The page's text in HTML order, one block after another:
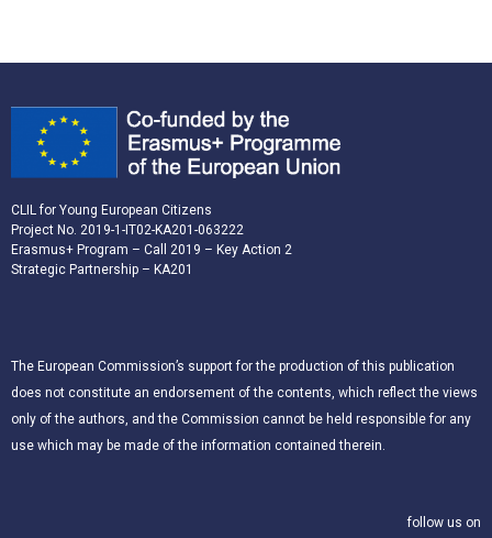
CLIL for Young European Citizens
Project No. 2019-1-IT02-KA201-063222
Erasmus+ Program – Call 2019 – Key Action 2
Strategic Partnership – KA201
The European Commission’s support for the production of this publication
does not constitute an endorsement of the contents, which reflect the views
only of the authors, and the Commission cannot be held responsible for any
use which may be made of the information contained therein.
follow us on